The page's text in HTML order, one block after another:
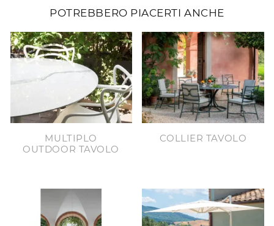
POTREBBERO PIACERTI ANCHE
MULTIPLO
OUTDOOR TAVOLO
COLLIER TAVOLO